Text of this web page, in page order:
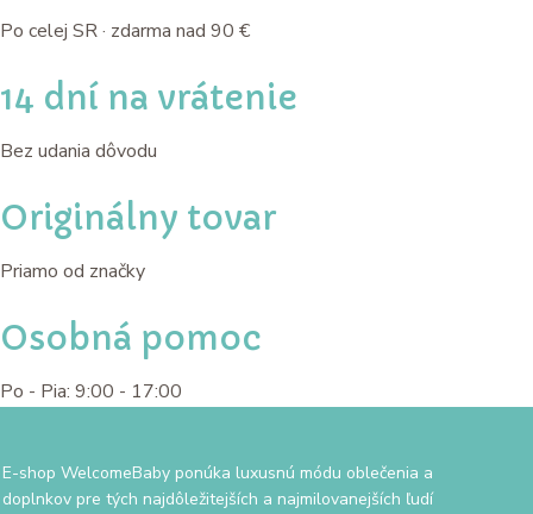
Po celej SR · zdarma nad 90 €
14 dní na vrátenie
Bez udania dôvodu
Originálny tovar
Priamo od značky
Osobná pomoc
Po - Pia: 9:00 - 17:00
E-shop WelcomeBaby ponúka luxusnú módu oblečenia a
doplnkov pre tých najdôležitejších a najmilovanejších ľudí